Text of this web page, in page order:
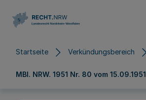
Startseite Verkündungsbereich
MBl. NRW. 1951 Nr. 80 vom 15.09.1951